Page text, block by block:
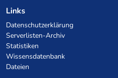
Links
Datenschutzerklärung
Serverlisten-Archiv
Statistiken
Wissensdatenbank
Dateien